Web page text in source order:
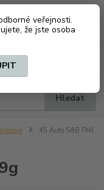
veřejnosti.
že jste osoba
Hledat
za0 Kč
45 Auto S&B FMJ